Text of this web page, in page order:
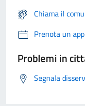
Chiama il
Prenota un
Problemi in
Segnala